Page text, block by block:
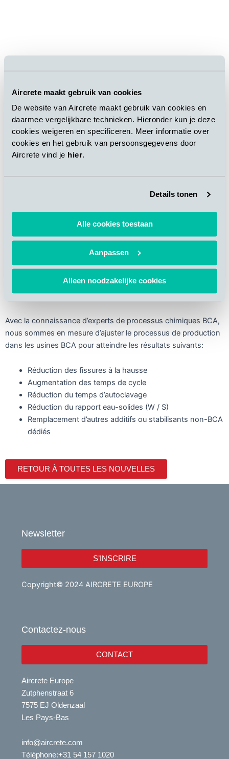
Aircrete maakt gebruik van cookies
De website van Aircrete maakt gebruik van cookies en
daarmee vergelijkbare technieken. Hieronder kun je deze
cookies weigeren en specificeren. Meer informatie over
cookies en het gebruik van persoonsgegevens door
Aircrete vind je hier.
Details tonen
Alle cookies toestaan
Aanpassen
Alleen noodzakelijke cookies
Etape de coulée d’échantillons sur un site d’essai avec
Un échantillon de ‘green cake’ avec l’additif AAC POROMIX
Avec la connaissance d’experts de processus chimiques BCA,
nous sommes en mesure d’ajuster le processus de production
dans les usines BCA pour atteindre les résultats suivants:
Réduction des fissures à la hausse
Augmentation des temps de cycle
Réduction du temps d’autoclavage
Réduction du rapport eau-solides (W / S)
Remplacement d’autres additifs ou stabilisants non-BCA
dédiés
RETOUR À TOUTES LES NOUVELLES
Newsletter
S’INSCRIRE
Copyright© 2024 AIRCRETE EUROPE
Contactez-nous
CONTACT
Aircrete Europe
Zutphenstraat 6
7575 EJ Oldenzaal
Les Pays-Bas
info@aircrete.com
Téléphone:+31 54 157 1020